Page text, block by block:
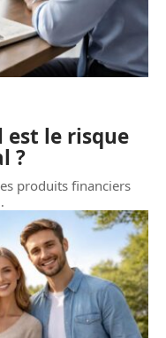
est le risque
?
produits financiers